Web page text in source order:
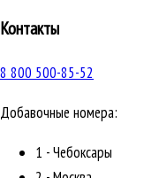
Контакты
8 800 500-85-52
Добавочные номера:
1 - Чебоксары